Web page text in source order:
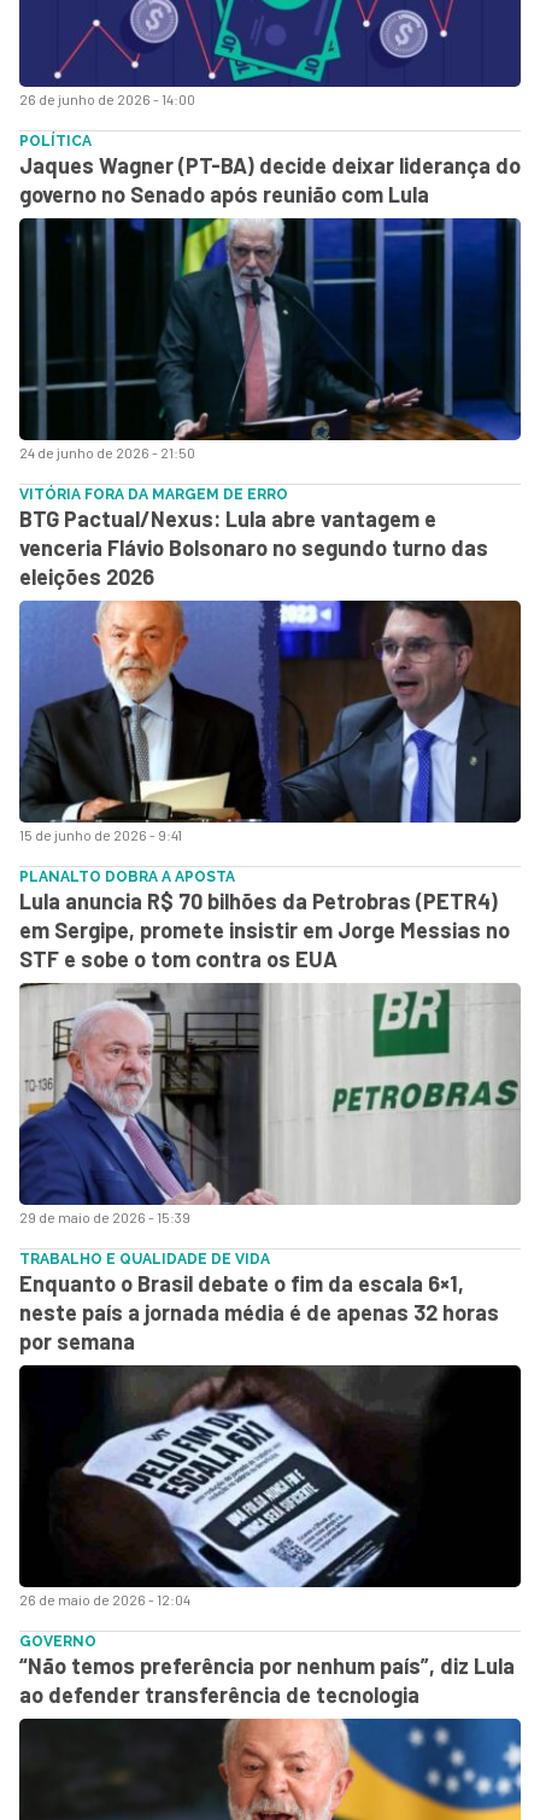
26 de junho de 2026 - 14:00
24 de junho de 2026 - 21:50
POLÍTICA
Jaques Wagner (PT-BA) decide deixar liderança do
governo no Senado após reunião com Lula
15 de junho de 2026 - 9:41
VITÓRIA FORA DA MARGEM DE ERRO
BTG Pactual/Nexus: Lula abre vantagem e
venceria Flávio Bolsonaro no segundo turno das
eleições 2026
29 de maio de 2026 - 15:39
PLANALTO DOBRA A APOSTA
Lula anuncia R$ 70 bilhões da Petrobras (PETR4)
em Sergipe, promete insistir em Jorge Messias no
STF e sobe o tom contra os EUA
26 de maio de 2026 - 12:04
TRABALHO E QUALIDADE DE VIDA
Enquanto o Brasil debate o fim da escala 6×1,
neste país a jornada média é de apenas 32 horas
por semana
GOVERNO
“Não temos preferência por nenhum país”, diz Lula
ao defender transferência de tecnologia